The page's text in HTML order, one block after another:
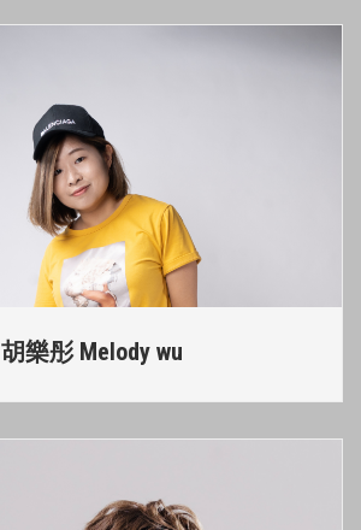
胡樂彤 Melody wu